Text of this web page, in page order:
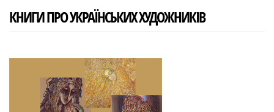
КНИГИ ПРО УКРАЇНСЬКИХ ХУДОЖНИКІВ